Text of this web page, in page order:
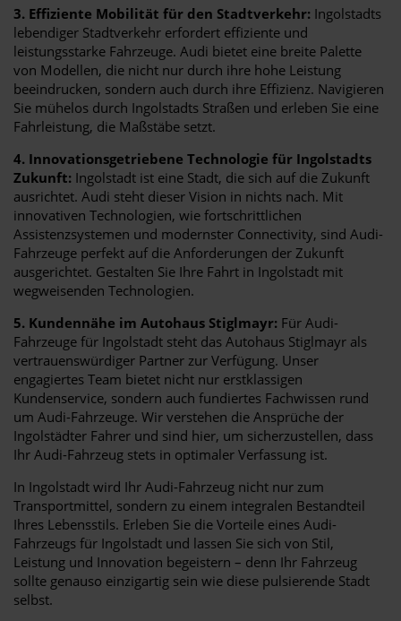
3. Effiziente Mobilität für den Stadtverkehr: Ingolstadts
lebendiger Stadtverkehr erfordert effiziente und
leistungsstarke Fahrzeuge. Audi bietet eine breite Palette
von Modellen, die nicht nur durch ihre hohe Leistung
beeindrucken, sondern auch durch ihre Effizienz. Navigieren
Sie mühelos durch Ingolstadts Straßen und erleben Sie eine
Fahrleistung, die Maßstäbe setzt.
4. Innovationsgetriebene Technologie für Ingolstadts
Zukunft: Ingolstadt ist eine Stadt, die sich auf die Zukunft
ausrichtet. Audi steht dieser Vision in nichts nach. Mit
innovativen Technologien, wie fortschrittlichen
Assistenzsystemen und modernster Connectivity, sind Audi-
Fahrzeuge perfekt auf die Anforderungen der Zukunft
ausgerichtet. Gestalten Sie Ihre Fahrt in Ingolstadt mit
wegweisenden Technologien.
5. Kundennähe im Autohaus Stiglmayr: Für Audi-
Fahrzeuge für Ingolstadt steht das Autohaus Stiglmayr als
vertrauenswürdiger Partner zur Verfügung. Unser
engagiertes Team bietet nicht nur erstklassigen
Kundenservice, sondern auch fundiertes Fachwissen rund
um Audi-Fahrzeuge. Wir verstehen die Ansprüche der
Ingolstädter Fahrer und sind hier, um sicherzustellen, dass
Ihr Audi-Fahrzeug stets in optimaler Verfassung ist.
In Ingolstadt wird Ihr Audi-Fahrzeug nicht nur zum
Transportmittel, sondern zu einem integralen Bestandteil
Ihres Lebensstils. Erleben Sie die Vorteile eines Audi-
Fahrzeugs für Ingolstadt und lassen Sie sich von Stil,
Leistung und Innovation begeistern – denn Ihr Fahrzeug
sollte genauso einzigartig sein wie diese pulsierende Stadt
selbst.